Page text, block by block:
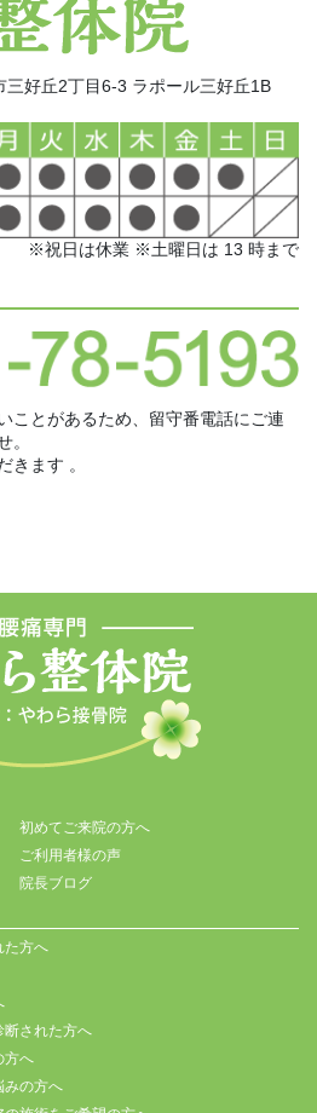
好丘2丁目6-3 ラポール三好丘1B
※祝日は休業 ※土曜日は 13 時まで
ことがあるため、留守番電話にご連
。
きます 。
初めてご来院の方へ
ご利用者様の声
院長ブログ
た方へ
断された方へ
方へ
みの方へ